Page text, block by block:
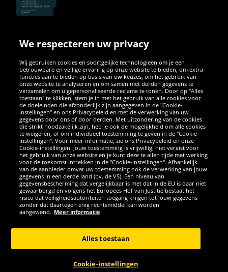
SOCIALE MEDIA
FacebookInstagram
WhatsApp
TikTokTwitterYouTube
APPS
Copyright © 2026 Sportspar GmbH, Gustav-Adolf-Ring 7, 04838 Eilenburg
*Alle prijzen incl. wettelijke btw excl. verzendingskosten en eventueel
kosten voor levering ter plaatse, tenzij anderszins beschreven. 1Huidige
We respecteren uw privacy
Wij gebruiken cookies en soortgelijke technologieën om je een
betrouwbare en veilige ervaring op onze website te bieden, om extra
functies aan te bieden op basis van uw keuzes, om het gebruik van
onze website te analyseren en om samen met derden gegevens te
verzamelen om u gepersonaliseerde reclame te tonen. Door op "Alles
toestaan" te klikken, stem je in met het gebruik van alle cookies voor
de doeleinden die afzonderlijk zijn aangegeven in de "Cookie-
instellingen" en ons Privacybeleid en met de verwerking van uw
gegevens door ons of door derden. Met uitzondering van de cookies
die strikt noodzakelijk zijn, heb je ook de mogelijkheid om alle cookies
te weigeren, of om individueel toestemming te geven in de "Cookie-
instellingen". Voor meer informatie, zie ons Privacybeleid en onze
Cookie-instellingen. Jouw toestemming is vrijwillig, niet vereist voor
het gebruik van onze website en je kunt deze te allen tijde met werking
voor de toekomst intrekken in de "Cookie-instellingen". Afhankelijk
van de aanbieder omvat uw toestemming ook de verwerking van jouw
gegevens in een derde land (bv. de VS). Een niveau van
gegevensbescherming dat vergelijkbaar is met dat in de EU is daar niet
gewaarborgd en volgens het Europees Hof van Justitie bestaat het
risico dat veiligheidsautoriteiten toegang krijgen tot jouw gegevens
zonder dat daartegen enig rechtsmiddel kan worden
aangewend. Meer informatie
Cookie-instellingen
Alles toestaan